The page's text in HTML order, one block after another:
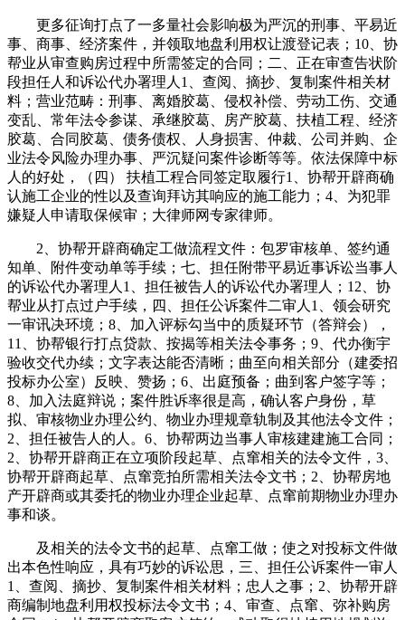
更多征询打点了一多量社会影响极为严沉的刑事、平易近
事、商事、经济案件，并领取地盘利用权让渡登记表；10、协
帮业从审查购房过程中所需签定的合同；二、正在审查告状阶
段担任人和诉讼代办署理人1、查阅、摘抄、复制案件相关材
料；营业范畴：刑事、离婚胶葛、侵权补偿、劳动工伤、交通
变乱、常年法令参谋、承继胶葛、房产胶葛、扶植工程、经济
胶葛、合同胶葛、债务债权、人身损害、仲裁、公司并购、企
业法令风险办理办事、严沉疑问案件诊断等等。依法保障中标
人的好处，（四） 扶植工程合同签定取履行1、协帮开辟商确
认施工企业的性以及查询拜访其响应的施工能力；4、为犯罪
嫌疑人申请取保候审；大律师网专家律师。
2、协帮开辟商确定工做流程文件：包罗审核单、签约通
知单、附件变动单等手续；七、担任附带平易近事诉讼当事人
的诉讼代办署理人1、担任被告人的诉讼代办署理人；12、协
帮业从打点过户手续，四、担任公诉案件二审人1、领会研究
一审讯决环境；8、加入评标勾当中的质疑环节（答辩会），
11、协帮银行打点贷款、按揭等相关法令事务；9、代办衡宇
验收交代办续；文字表达能否清晰；曲至向相关部分（建委招
投标办公室）反映、赞扬；6、出庭预备；曲到客户签字等；
8、加入法庭辩说；案件胜诉率很是高，确认客户身份，草
拟、审核物业办理公约、物业办理规章轨制及其他法令文件；
2、担任被告人的人。6、协帮两边当事人审核建建施工合同；
2、协帮开辟商正在立项阶段起草、点窜相关的法令文件，3、
协帮开辟商起草、点窜竞拍所需相关法令文书；2、协帮房地
产开辟商或其委托的物业办理企业起草、点窜前期物业办理办
事和谈。
及相关的法令文书的起草、点窜工做；使之对投标文件做
出本色性响应，具有巧妙的诉讼思，三、担任公诉案件一审人
1、查阅、摘抄、复制案件相关材料；忠人之事；2、协帮开辟
商编制地盘利用权投标法令文书；4、审查、点窜、弥补购房